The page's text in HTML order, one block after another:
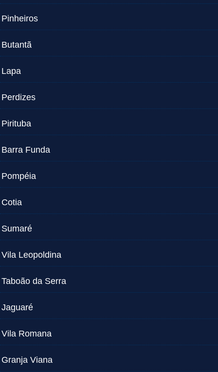
Pinheiros
Butantã
Lapa
Perdizes
Pirituba
Barra Funda
Pompéia
Cotia
Sumaré
Vila Leopoldina
Taboão da Serra
Jaguaré
Vila Romana
Granja Viana